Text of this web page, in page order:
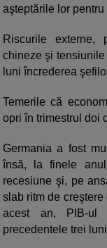
aşteptările lor
Riscurile externe,
chineze şi
luni încrederea
Temerile că
opri în trimestrul doi
Germania a fost
însă, la finele
recesiune şi, pe
slab ritm de
acest an, PIB-ul
precedentele trei